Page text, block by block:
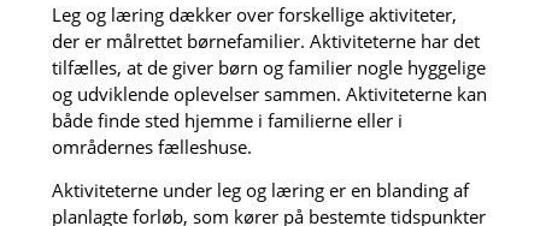
Leg og læring dækker over forskellige aktiviteter,
der er målrettet børnefamilier. Aktiviteterne har det
tilfælles, at de giver børn og familier nogle hyggelige
og udviklende oplevelser sammen. Aktiviteterne kan
både finde sted hjemme i familierne eller i
områdernes fælleshuse.
Aktiviteterne under leg og læring er en blanding af
planlagte forløb, som kører på bestemte tidspunkter